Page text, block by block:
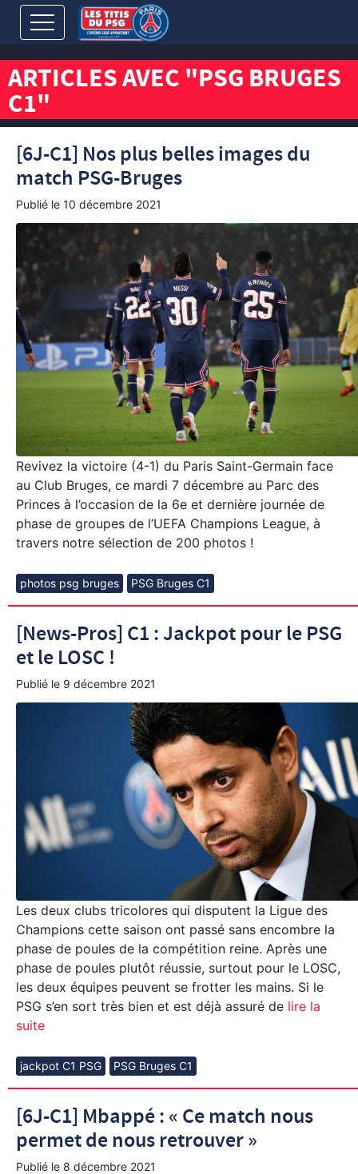
ARTICLES AVEC "PSG BRUGES
C1"
[6J-C1] Nos plus belles images du
match PSG-Bruges
Publié le 10 décembre 2021
Revivez la victoire (4-1) du Paris Saint-Germain face
au Club Bruges, ce mardi 7 décembre au Parc des
Princes à l’occasion de la 6e et dernière journée de
phase de groupes de l’UEFA Champions League, à
travers notre sélection de 200 photos !
photos psg bruges PSG Bruges C1
[News-Pros] C1 : Jackpot pour le PSG
et le LOSC !
Publié le 9 décembre 2021
Les deux clubs tricolores qui disputent la Ligue des
Champions cette saison ont passé sans encombre la
phase de poules de la compétition reine. Après une
phase de poules plutôt réussie, surtout pour le LOSC,
les deux équipes peuvent se frotter les mains. Si le
PSG s’en sort très bien et est déjà assuré de lire la
suite
jackpot C1 PSG PSG Bruges C1
[6J-C1] Mbappé : « Ce match nous
permet de nous retrouver »
Publié le 8 décembre 2021